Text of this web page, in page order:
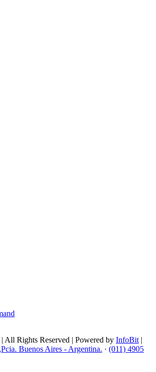
Rights Reserved | Powered by InfoBit |
Buenos Aires - Argentina. · (011) 4905